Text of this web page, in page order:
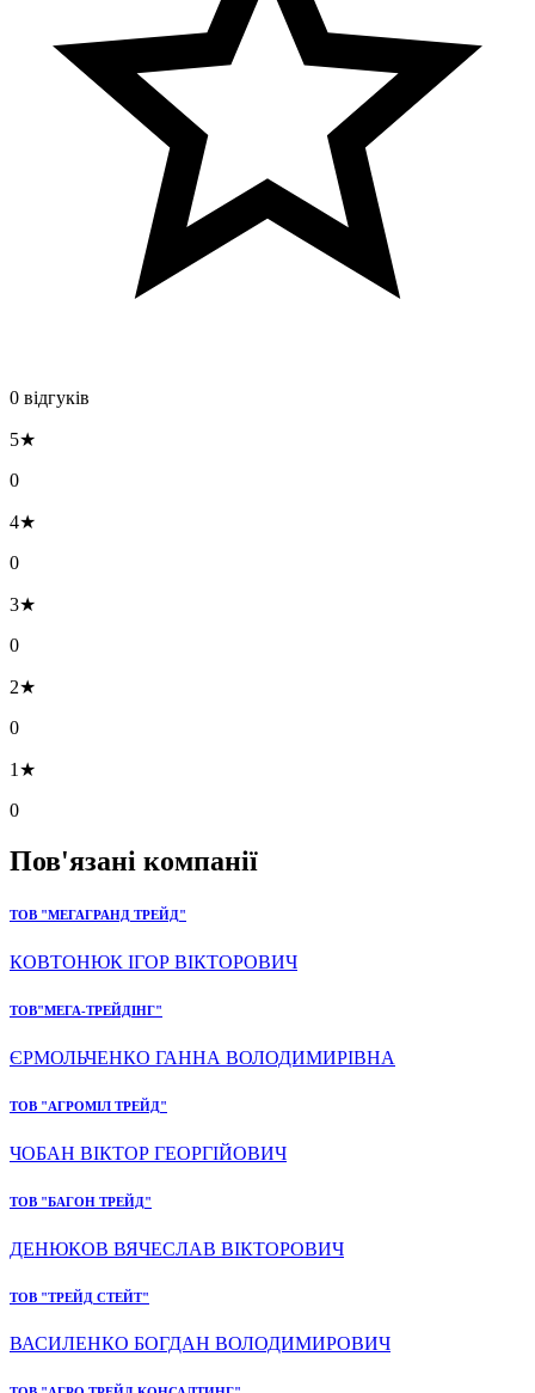
0 відгуків
5★
0
4★
0
3★
0
2★
0
1★
0
Пов'язані компанії
ТОВ "МЕГАГРАНД ТРЕЙД"
КОВТОНЮК ІГОР ВІКТОРОВИЧ
ТОВ"МЕГА-ТРЕЙДІНГ"
ЄРМОЛЬЧЕНКО ГАННА ВОЛОДИМИРІВНА
ТОВ "АГРОМІЛ ТРЕЙД"
ЧОБАН ВІКТОР ГЕОРГІЙОВИЧ
ТОВ "БАГОН ТРЕЙД"
ДЕНЮКОВ ВЯЧЕСЛАВ ВІКТОРОВИЧ
ТОВ "ТРЕЙД СТЕЙТ"
ВАСИЛЕНКО БОГДАН ВОЛОДИМИРОВИЧ